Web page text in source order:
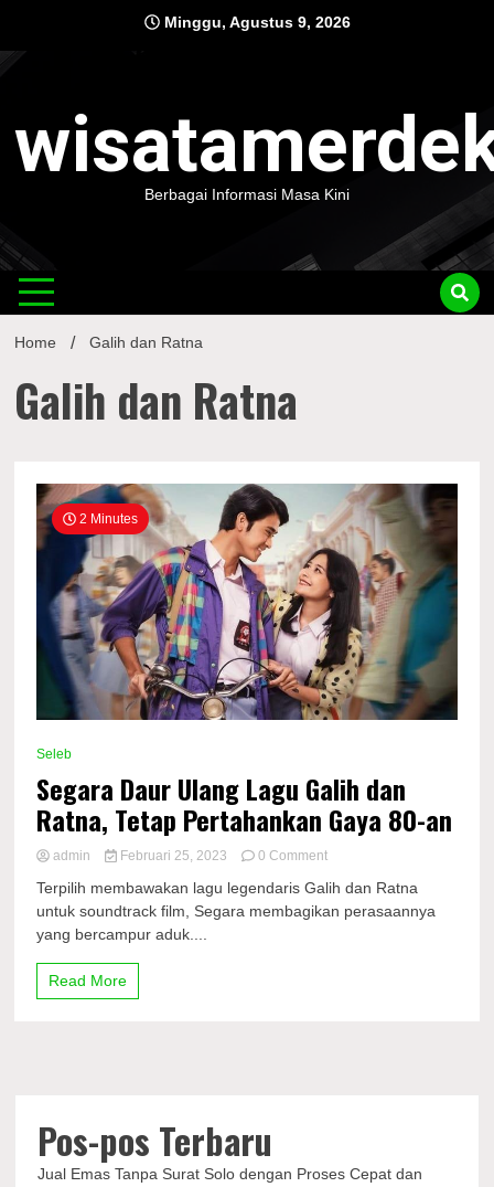
content
Minggu, Agustus 9, 2026
Berbagai Informasi Masa Kini
Home Galih dan Ratna
Galih dan Ratna
2 Minutes
Seleb
Segara Daur Ulang Lagu Galih dan
Ratna, Tetap Pertahankan Gaya 80-an
admin Februari 25, 2023 0 Commenton
Daur
Ulang
Terpilih membawakan lagu legendaris Galih dan Ratna
untuk soundtrack film, Segara membagikan perasaannya
yang bercampur aduk....
Read More
Pos-pos Terbaru
Jual Emas Tanpa Surat Solo dengan Proses Cepat dan